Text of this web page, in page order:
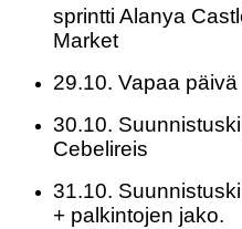
sprintti Alanya
Market
29.10. Vapaa päivä
30.10.
Cebelireis
31.10.
+ palkintojen jako.